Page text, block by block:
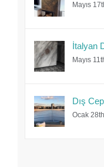
Mayıs
İtalyan
Mayıs
Dış
Ocak